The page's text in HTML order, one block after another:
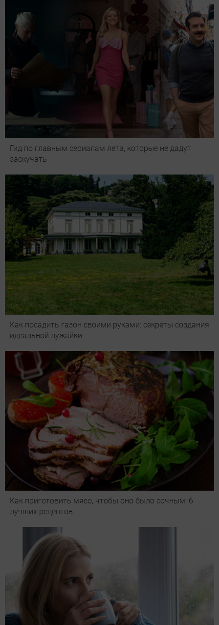
Гид по главным сериалам лета, которые не дадут
заскучать
Как посадить газон своими руками: секреты создания
идеальной лужайки
Как приготовить мясо, чтобы оно было сочным: 6
лучших рецептов